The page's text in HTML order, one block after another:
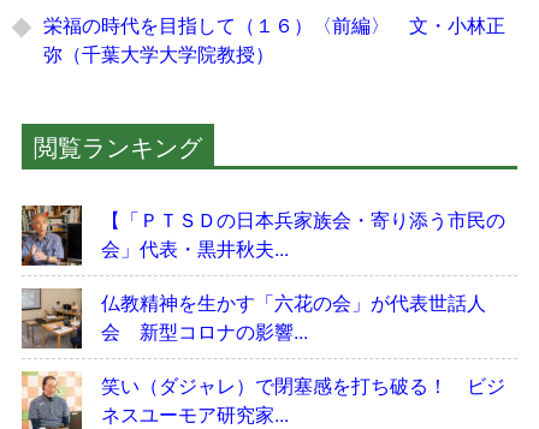
栄福の時代を目指して（１６）〈前編〉 文・小林正
弥（千葉大学大学院教授）
閲覧ランキング
【「ＰＴＳＤの日本兵家族会・寄り添う市民の
会」代表・黒井秋夫...
仏教精神を生かす「六花の会」が代表世話人
会 新型コロナの影響...
笑い（ダジャレ）で閉塞感を打ち破る！ ビジ
ネスユーモア研究家...